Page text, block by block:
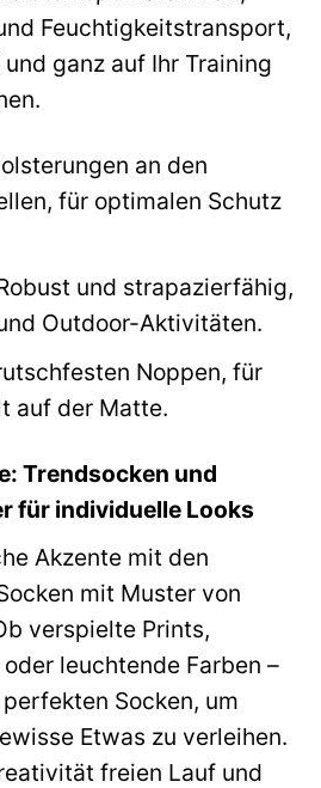
Feuchtigkeitstransport,
ganz auf Ihr Training
an den
für optimalen Schutz
und strapazierfähig,
Outdoor-Aktivitäten.
Noppen, für
auf der Matte.
Trendsocken und
für individuelle Looks
Akzente mit den
mit Muster von
verspielte Prints,
leuchtende Farben –
Socken, um
Etwas zu verleihen.
freien Lauf und